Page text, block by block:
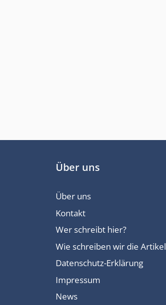
Über uns
Über uns
Kontakt
Wer schreibt hier?
Wie schreiben wir die Artikel
Datenschutz-Erklärung
Impressum
News